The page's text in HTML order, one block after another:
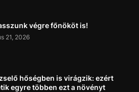
végre főnököt is!
21, 2026
hőségben is virágzik: ezért
egyre többen ezt a növényt